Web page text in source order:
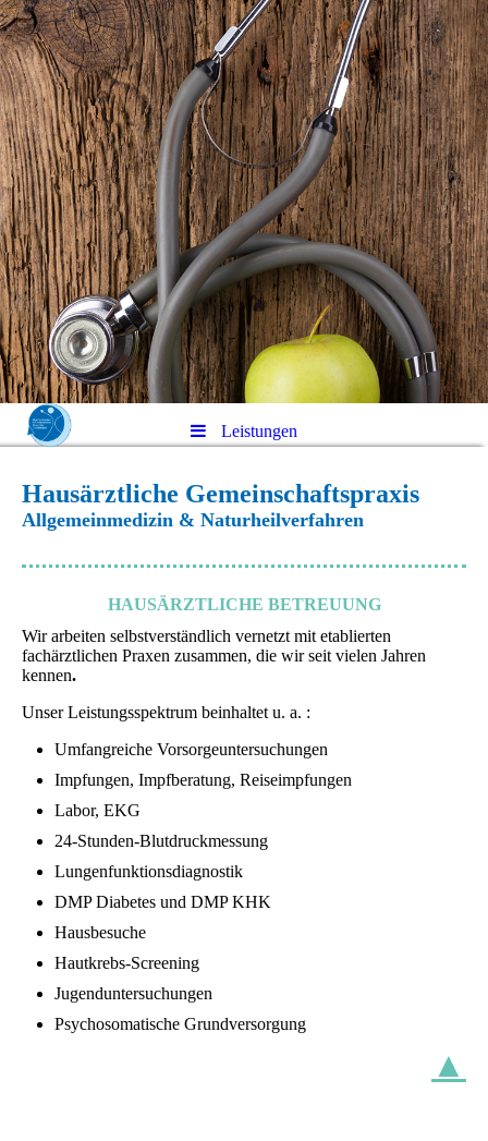
Leistungen
Hausärztliche Gemeinschaftspraxis
Allgemeinmedizin & Naturheilverfahren
HAUSÄRZTLICHE BETREUUNG
Wir arbeiten selbstverständlich vernetzt mit etablierten
fachärztlichen Praxen zusammen, die wir seit vielen Jahren
kennen.
Unser Leistungsspektrum beinhaltet u. a. :
Umfangreiche Vorsorgeuntersuchungen
Impfungen, Impfberatung, Reiseimpfungen
Labor, EKG
24-Stunden-Blutdruckmessung
Lungenfunktionsdiagnostik
DMP Diabetes und DMP KHK
Hausbesuche
Hautkrebs-Screening
Jugenduntersuchungen
Psychosomatische Grundversorgung
▲